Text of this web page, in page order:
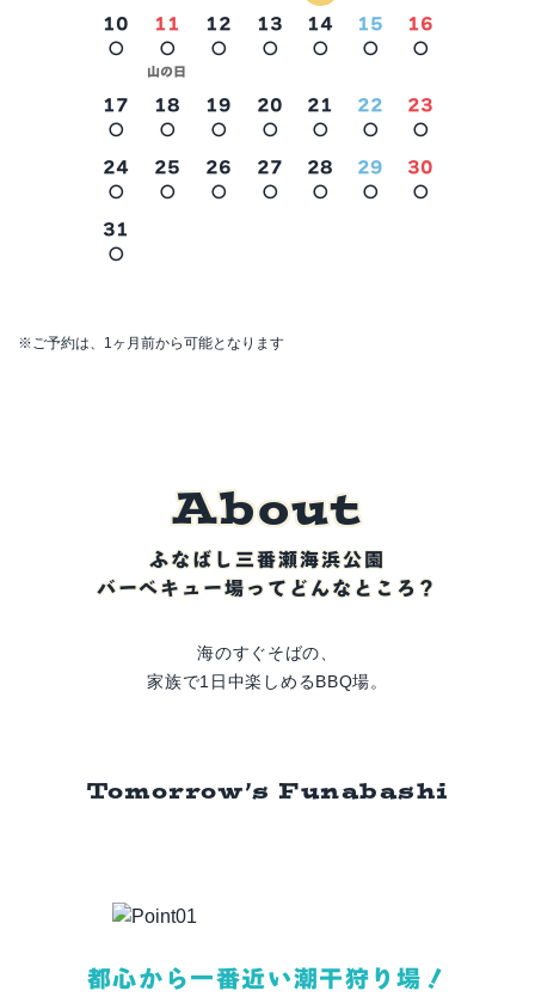
10
○
11
○
山の日
12
○
13
○
14
○
15
○
16
○
17
○
18
○
19
○
20
○
21
○
22
○
23
○
24
○
25
○
26
○
27
○
28
○
29
○
30
○
31
○
2026年9月
※ご予約は、1ヶ月前から可能となります
About
ふなばし三番瀬海浜公園
バーベキュー場ってどんなところ？
海のすぐそばの、
家族で1日中楽しめるBBQ場。
Tomorrow’s Funabashi
都心から一番近い潮干狩り場！